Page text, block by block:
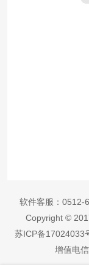
软件客服： 0512-
Copyright ©
苏ICP备17024033
增值电